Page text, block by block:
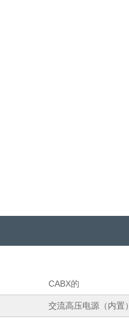
CABX的
交流高压电源（内置）